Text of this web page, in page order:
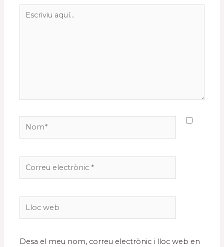
aquí…
electrònic
*
web
Desa el meu nom, correu electrònic i lloc web en